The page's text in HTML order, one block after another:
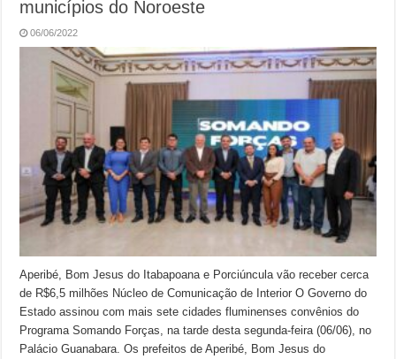
municípios do Noroeste
06/06/2022
Aperibé, Bom Jesus do Itabapoana e Porciúncula vão receber cerca
de R$6,5 milhões Núcleo de Comunicação de Interior O Governo do
Estado assinou com mais sete cidades fluminenses convênios do
Programa Somando Forças, na tarde desta segunda-feira (06/06), no
Palácio Guanabara. Os prefeitos de Aperibé, Bom Jesus do